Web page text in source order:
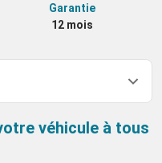
Garantie
12 mois
véhicule à tous